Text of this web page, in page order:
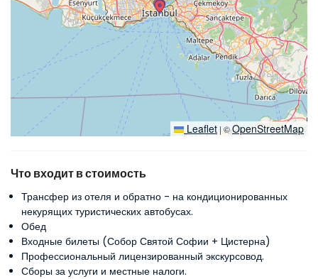
Leaflet | ©OpenStreetMap
Что входит в стоимость
Трансфер из отеля и обратно - на кондиционированных
некурящих туристических автобусах.
Обед
Входные билеты (Собор Святой Софии + Цистерна)
Профессиональный лицензированный экскурсовод.
Сборы за услуги и местные налоги.